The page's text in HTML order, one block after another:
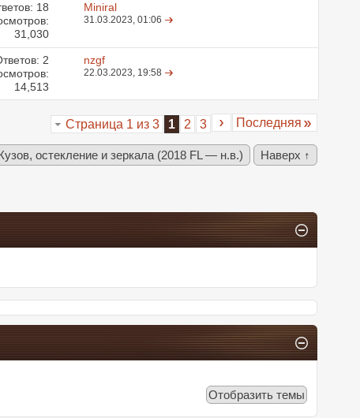
18
31,030
Miniral
31.03.2023,01:06
2
14,513
nzgf
22.03.2023, 19:58
Страница 1 из 3 1 2 3 Последняя
остекление и зеркала (2018 FL — н.в.) Наверх ↑